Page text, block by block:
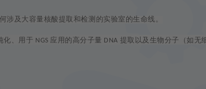
涉及大容量核酸提取和检测的实验室的生命线。
化、用于 NGS 应用的高分子量 DNA 提取以及生物分子（如无